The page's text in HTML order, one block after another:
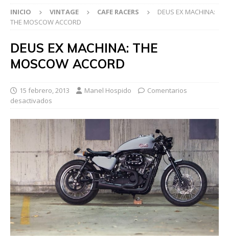
INICIO VINTAGE CAFE RACERS
DEUS EX MACHINA:
THE MOSCOW ACCORD
DEUS EX MACHINA: THE
MOSCOW ACCORD
15 febrero, 2013 Manel Hospido
Comentarios
desactivados